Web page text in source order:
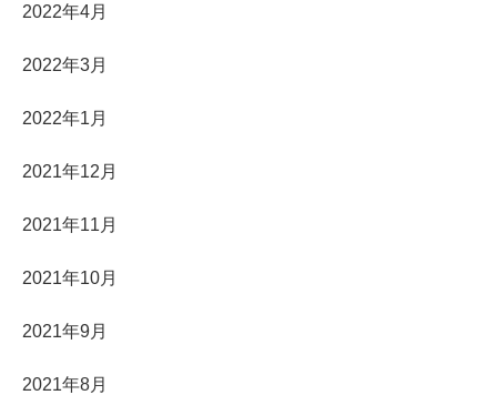
2022年4月
2022年3月
2022年1月
2021年12月
2021年11月
2021年10月
2021年9月
2021年8月